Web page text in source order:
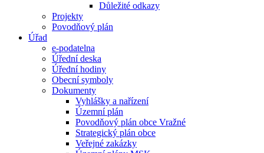
Důležité odkazy
Projekty
Povodňový plán
Úřad
e-podatelna
Úřední deska
Úřední hodiny
Obecní symboly
Dokumenty
Vyhlášky a nařízení
Územní plán
Povodňový plán obce Vražné
Strategický plán obce
Veřejné zakázky